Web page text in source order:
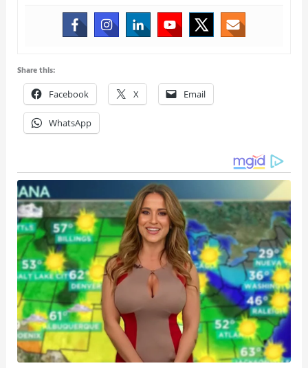
Share this:
Facebook X Email
WhatsApp